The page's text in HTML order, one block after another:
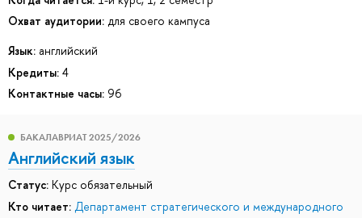
Охват аудитории: для своего кампуса
Язык: английский
Кредиты: 4
Контактные часы: 96
БАКАЛАВРИАТ 2025/2026
Английский язык
Статус: Курс обязательный
Кто читает: Департамент стратегического и международного